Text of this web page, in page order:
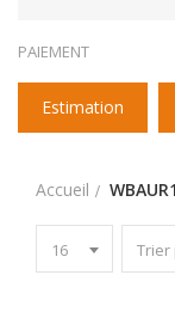
PAIEMENT
Estimation
Accueil
16